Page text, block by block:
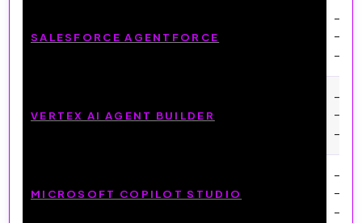
SALESFORCE AGENTFORCE
–
–
–
VERTEX AI AGENT BUILDER
–
–
–
MICROSOFT COPILOT STUDIO
–
–
–